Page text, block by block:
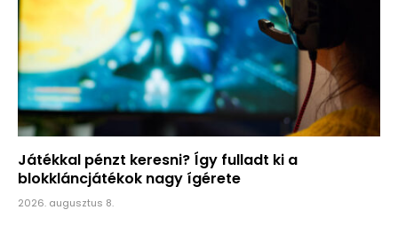
Játékkal pénzt keresni? Így fulladt ki a
blokkláncjátékok nagy ígérete
2026. augusztus 8.